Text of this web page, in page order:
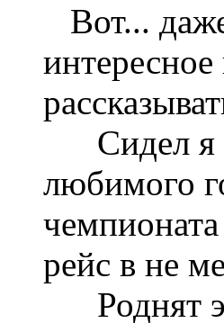
Вот...
Сидел я в
любимого
рейс в не
Роднят